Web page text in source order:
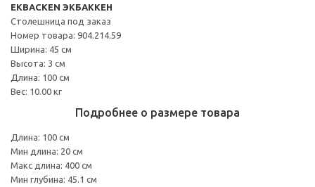
EKBACKEN ЭКБАККЕН
Столешница под заказ
Номер товара: 904.214.59
Ширина: 45 см
Высота: 3 см
Длина: 100 см
Вес: 10.00 кг
Подробнее о размере товара
Длина: 100 см
Мин длина: 20 см
Макс длина: 400 см
Мин глубина: 45.1 см